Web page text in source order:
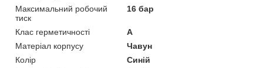
Максимальний робочий
тиск
16 бар
Клас герметичності
А
Матеріал корпусу
Чавун
Колір
Синій